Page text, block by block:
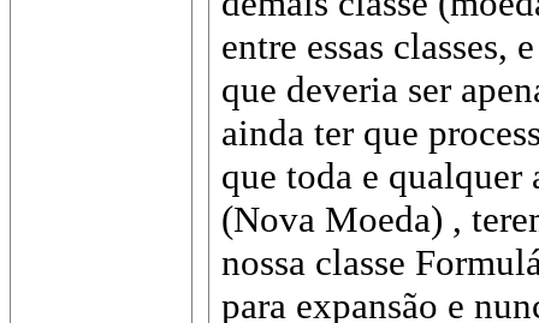
entre essas classes,
que deveria ser
ainda ter que
que toda e qualquer
(Nova Moeda) ,
nossa classe
para expansão e